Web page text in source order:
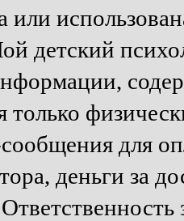
или
детский
только
для
деньги за